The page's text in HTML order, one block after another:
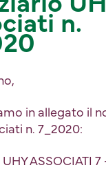
n.
in allegato il
n. 7_2020:
ASSOCIATI